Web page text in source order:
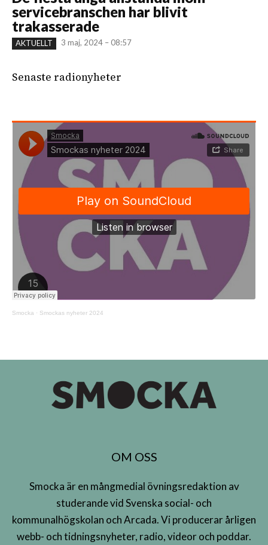
servicebranschen har blivit
trakasserade
AKTUELLT 3 maj, 2024 – 08:57
Senaste radionyheter
Smocka · Smockas nyheter 2024
OM OSS
Smocka är en mångmedial övningsredaktion av
studerande vid Svenska social- och
kommunalhögskolan och Arcada. Vi producerar årligen
webb- och tidningsnyheter, radio, videor och poddar.